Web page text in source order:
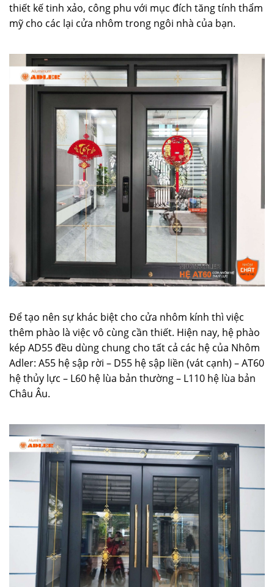
thiết kế tinh xảo, công phu với mục đích tăng tính thẩm
mỹ cho các lại cửa nhôm trong ngôi nhà của bạn.
Để tạo nên sự khác biệt cho cửa nhôm kính thì việc
thêm phào là việc vô cùng cần thiết. Hiện nay, hệ phào
kép AD55 đều dùng chung cho tất cả các hệ của Nhôm
Adler: A55 hệ sập rời – D55 hệ sập liền (vát cạnh) – AT60
hệ thủy lực – L60 hệ lùa bản thường – L110 hệ lùa bản
Châu Âu.